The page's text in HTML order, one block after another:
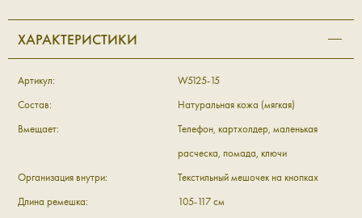
ХАРАКТЕРИСТИКИ
Артикул:
W5125-15
Состав:
Натуральная кожа (мягкая)
Вмещает:
Телефон, картхолдер, маленькая
расческа, помада, ключи
Организация внутри:
Текстильный мешочек на кнопках
Длина ремешка:
105-117 см